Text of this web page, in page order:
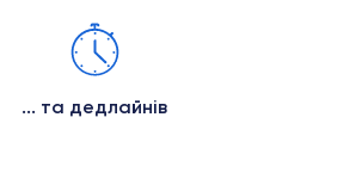
... та дедлайнів